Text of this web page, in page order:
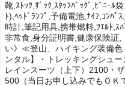
靴,ｽﾄｯｸ,ｻﾞｯｸ,ｽﾀｯﾌﾊﾞｯｸﾞ,ﾋﾞﾆｰﾙ
ﾄ),ﾍｯﾄﾞﾗﾝﾌﾟ,予備電池,ﾅｲﾌ,ｺﾝﾊﾟ
時計,筆記用具,携帯燃料,ﾂｴﾙﾄ,ｽﾊ
非常食,身分証明書,健康保険証,
い》≪登山、ハイキング装備
ンタル】・トレッキングシュ
レインスーツ（上下）2100・
500（当日お申し込みでもＯＫ